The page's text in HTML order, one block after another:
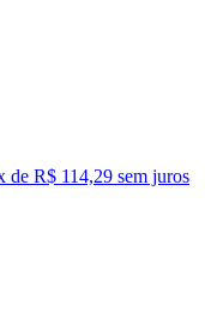
de R$ 114,29 sem juros